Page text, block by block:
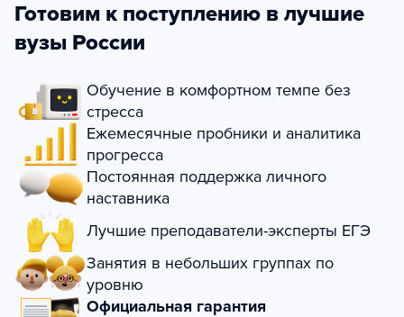
Готовим к поступлению в лучшие
вузы России
Обучение в комфортном темпе без
стресса
Ежемесячные пробники и аналитика
прогресса
Постоянная поддержка личного
наставника
Лучшие преподаватели-эксперты ЕГЭ
Занятия в небольших группах по
уровню
Официальная гарантия